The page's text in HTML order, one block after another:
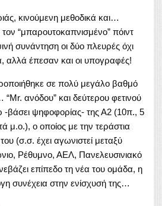
κινούμενη μεθοδικά και…
“μπαρουτοκαπνισμένο” πόιντ
συνάντηση οι δύο πλευρές όχι
αλλά έπεσαν και οι υπογραφές!
σε πολύ μεγάλο βαθμό
ανόδου” και δεύτερου φετινού
-βάσει ψηφοφορίας- της Α2 (10π., 5
μ.ο.), ο οποίος με την τεράστια
(σ.σ. έχει αγωνιστεί μεταξύ
Ρέθυμνο, ΑΕΛ, Πανελευσινιακό
επίπεδο τη νέα του ομάδα, η
συνέχεια στην ενίσχυσή της…